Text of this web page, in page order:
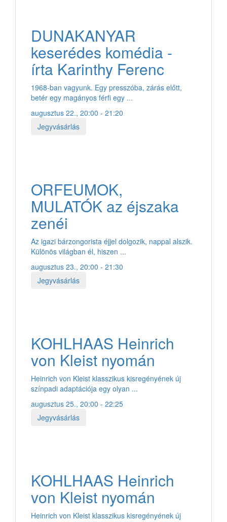
DUNAKANYAR
keserédes komédia -
írta Karinthy Ferenc
1968-ban vagyunk. Egy presszóba, zárás előtt,
betér egy magányos férfi egy ...
augusztus 22., 20:00 - 21:20
Jegyvásárlás
ORFEUMOK,
MULATÓK az éjszaka
zenéi
Az igazi bárzongorista éjjel dolgozik, nappal alszik.
Különös világban él, hiszen ...
augusztus 23., 20:00 - 21:30
Jegyvásárlás
KOHLHAAS Heinrich
von Kleist nyomán
Heinrich von Kleist klasszikus kisregényének új
színpadi adaptációja egy olyan ...
augusztus 25., 20:00 - 22:25
Jegyvásárlás
KOHLHAAS Heinrich
von Kleist nyomán
Heinrich von Kleist klasszikus kisregényének új